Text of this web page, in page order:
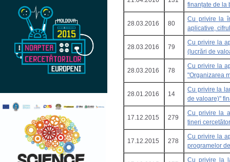
finanțate de la
28.03.2016 80
Cu privire la
aplicative,
28.03.2016 79
Cu privire la
(lucrări de
28.03.2016 78
Cu privire la
"Organizarea
28.01.2016 14
Cu privire la
de valoare)"
17.12.2015 279
Cu privire la
tineri
17.12.2015 278
Cu privire la
programelor
Cu privire la